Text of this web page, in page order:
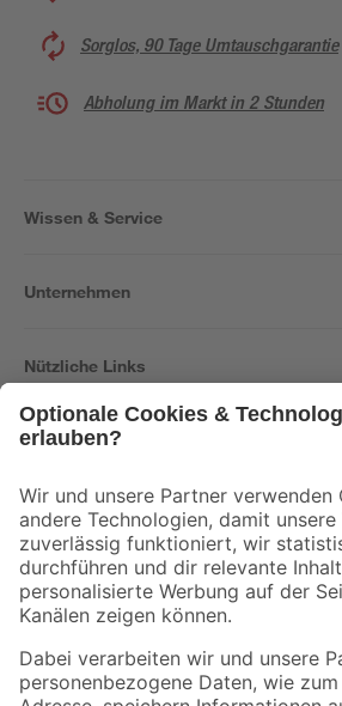
Sorglos, 90 Tage Umtauschgarantie
Abholung im Markt in 2 Stunden
Wissen & Service
Unternehmen
Nützliche Links
Der toom Newsletter: Keine Angebote und
Zur Newsletter Anmeldung
Folge uns